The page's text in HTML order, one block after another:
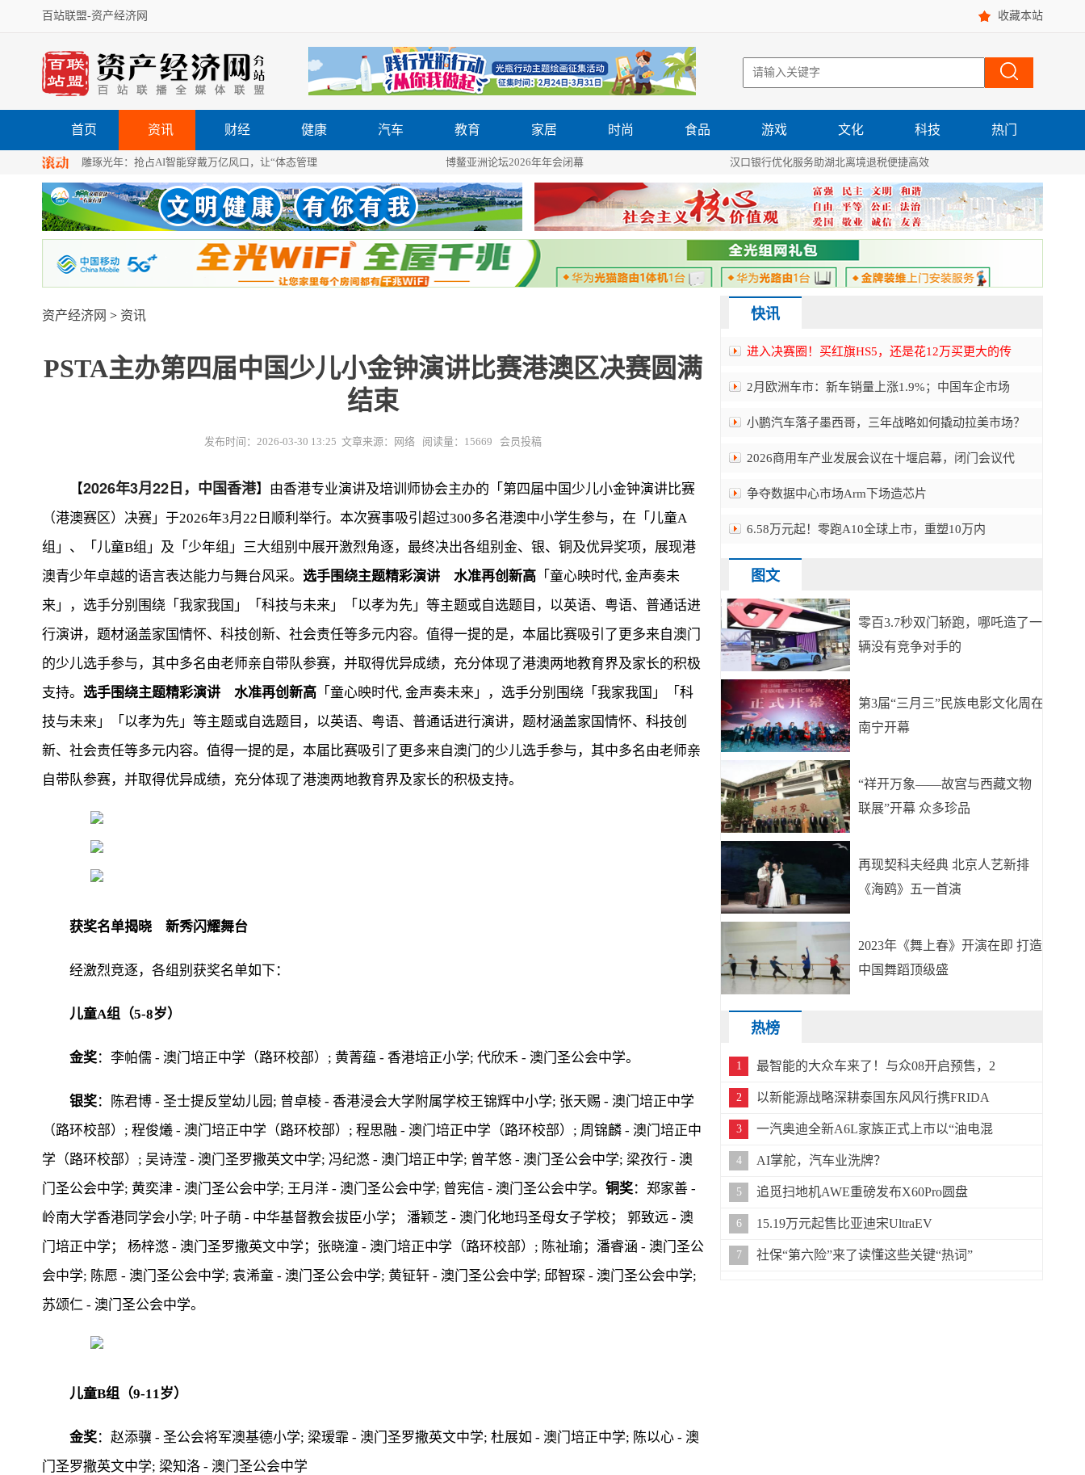
百站联盟-资产经济网 收藏本站
首页 资讯 财经 健康 汽车 教育 家居 时尚 食品 游戏 文化 科技 热门
雕琢光年：抢占AI智能穿戴万亿风口，让“体态管理 博鳌亚洲论坛2026年年会闭幕 汉口银行优化服务助湖北离境退税便捷高效
资产经济网 > 资讯
PSTA主办第四届中国少儿小金钟演讲比赛港澳区决赛圆满
结束
发布时间：2026-03-30 13:25 文章来源：网络 阅读量：15669 会员投稿
【2026年3月22日，中国香港】由香港专业演讲及培训师协会主办的「第四届中国少儿小金钟演讲比赛
（港澳赛区）决赛」于2026年3月22日顺利举行。本次赛事吸引超过300多名港澳中小学生参与，在「儿童A
组」、「儿童B组」及「少年组」三大组别中展开激烈角逐，最终决出各组别金、银、铜及优异奖项，展现港
澳青少年卓越的语言表达能力与舞台风采。 选手围绕主题精彩演讲 水准再创新高 「童心映时代, 金声奏未
来」，选手分别围绕「我家我国」「科技与未来」「以孝为先」等主题或自选题目，以英语、粤语、普通话进
行演讲，题材涵盖家国情怀、科技创新、社会责任等多元内容。值得一提的是，本届比赛吸引了更多来自澳门
的少儿选手参与，其中多名由老师亲自带队参赛，并取得优异成绩，充分体现了港澳两地教育界及家长的积极
支持。 选手围绕主题精彩演讲 水准再创新高 「童心映时代, 金声奏未来」，选手分别围绕「我家我国」「科
技与未来」「以孝为先」等主题或自选题目，以英语、粤语、普通话进行演讲，题材涵盖家国情怀、科技创
新、社会责任等多元内容。值得一提的是，本届比赛吸引了更多来自澳门的少儿选手参与，其中多名由老师亲
自带队参赛，并取得优异成绩，充分体现了港澳两地教育界及家长的积极支持。
获奖名单揭晓 新秀闪耀舞台
经激烈竞逐，各组别获奖名单如下：
儿童A组（5-8岁）
金奖：李帕儒 - 澳门培正中学（路环校部）; 黄菁蕴 - 香港培正小学; 代欣禾 - 澳门圣公会中学。
银奖：陈君博 - 圣士提反堂幼儿园; 曾卓棱 - 香港浸会大学附属学校王锦辉中小学; 张天赐 - 澳门培正中学
（路环校部）; 程俊爔 - 澳门培正中学（路环校部）; 程思融 - 澳门培正中学（路环校部）; 周锦麟 - 澳门培正中
学（路环校部）; 吴诗滢 - 澳门圣罗撒英文中学; 冯纪滺 - 澳门培正中学; 曾芊悠 - 澳门圣公会中学; 梁孜行 - 澳
门圣公会中学; 黄奕津 - 澳门圣公会中学; 王月洋 - 澳门圣公会中学; 曾宪信 - 澳门圣公会中学。 铜奖：郑家善 -
岭南大学香港同学会小学; 叶子萌 - 中华基督教会拔臣小学； 潘颖芝 - 澳门化地玛圣母女子学校； 郭致远 - 澳
门培正中学； 杨梓滺 - 澳门圣罗撒英文中学；张晓潼 - 澳门培正中学（路环校部）; 陈祉瑜；潘睿涵 - 澳门圣公
会中学; 陈愿 - 澳门圣公会中学; 袁浠童 - 澳门圣公会中学; 黄钲轩 - 澳门圣公会中学; 邱智琛 - 澳门圣公会中学;
苏颂仁 - 澳门圣公会中学。
儿童B组（9-11岁）
金奖：赵添骥 - 圣公会将军澳基德小学; 梁瑷霏 - 澳门圣罗撒英文中学; 杜展如 - 澳门培正中学; 陈以心 - 澳
门圣罗撒英文中学; 梁知洛 - 澳门圣公会中学
快讯
进入决赛圈！买红旗HS5，还是花12万买更大的传
2月欧洲车市：新车销量上涨1.9%；中国车企市场
小鹏汽车落子墨西哥，三年战略如何撬动拉美市场？
2026商用车产业发展会议在十堰启幕，闭门会议代
争夺数据中心市场Arm下场造芯片
6.58万元起！零跑A10全球上市，重塑10万内
图文
零百3.7秒双门轿跑，哪吒造了一
辆没有竞争对手的
第3届“三月三”民族电影文化周在
南宁开幕
“祥开万象——故宫与西藏文物
联展”开幕 众多珍品
再现契科夫经典 北京人艺新排
《海鸥》五一首演
2023年《舞上春》开演在即 打造
中国舞蹈顶级盛
热榜
1 最智能的大众车来了！与众08开启预售，2
2 以新能源战略深耕泰国东风风行携FRIDA
3 一汽奥迪全新A6L家族正式上市以“油电混
4 AI掌舵，汽车业洗牌？
5 追觅扫地机AWE重磅发布X60Pro圆盘
6 15.19万元起售比亚迪宋UltraEV
7 社保“第六险”来了读懂这些关键“热词”